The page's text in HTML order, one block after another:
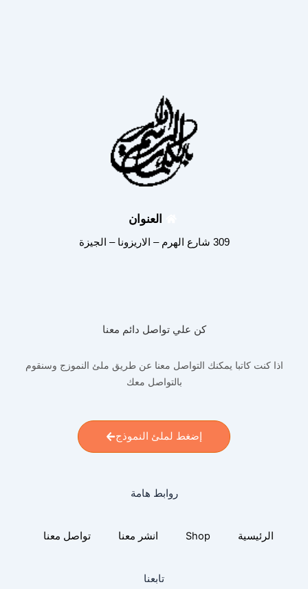
العنوان
309 شارع الهرم – الاريزونا – الجيزة
كن علي تواصل دائم معنا
اذا كنت كاتبا يمكنك التواصل معنا عن طريق ملئ النموزج وسنقوم
بالتواصل معك
إضغط لملئ النموذج
روابط هامة
الرئيسية Shop انشر معنا تواصل معنا
تابعنا